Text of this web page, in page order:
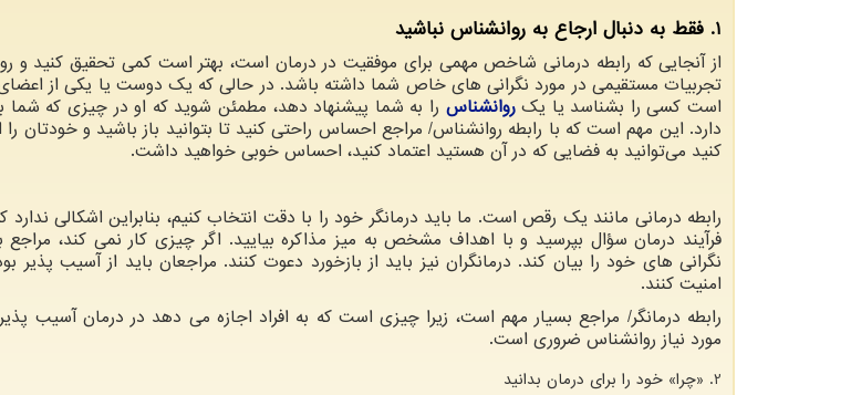
1. فقط به دنبال ارجاع به روانشناس نباشید
از آنجایی که رابطه درمانی شاخص مهمی برای موفقیت در درمان است، بهتر است کمی تحقیق کنید و
تجربیات مستقیمی در مورد نگرانی های خاص شما داشته باشد. در حالی که یک دوست یا یکی از اعضای
است کسی را بشناسد یا یکروانشناس را به شما پیشنهاد دهد، مطمئن شوید که او در چیزی که
دارد. این مهم است که با رابطه روانشناس/ مراجع احساس راحتی کنید تا بتوانید باز باشید و خودتان را
کنید می‌توانید به فضایی که در آن هستید اعتماد کنید، احساس خوبی خواهید داشت.
رابطه درمانی مانند یک رقص است. ما باید درمانگر خود را با دقت انتخاب کنیم، بنابراین اشکالی
فرآیند درمان سؤال بپرسید و با اهداف مشخص به میز مذاکره بیایید. اگر چیزی کار نمی کند،
نگرانی های خود را بیان کند. درمانگران نیز باید از بازخورد دعوت کنند. مراجعان باید از آسیب
امنیت کنند.
رابطه درمانگر/ مراجع بسیار مهم است، زیرا چیزی است که به افراد اجازه می دهد در درمان آسیب
مورد نیاز روانشناس ضروری است.
2. «چرا» خود را برای درمان بدانید